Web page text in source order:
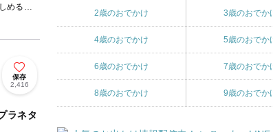
める
間を小
保存
2,416
ラネタ
2歳のおでかけ 3歳のおでか
4歳のおでかけ 5歳のおでか
6歳のおでかけ 7歳のおでか
8歳のおでかけ 9歳のおでか